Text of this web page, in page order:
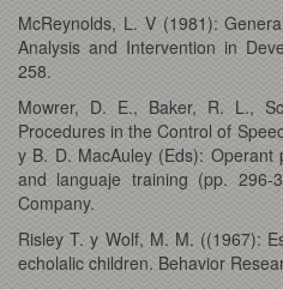
McReynolds, L. V (1981):
Analysis and Intervention in
258.
Mowrer, D. E., Baker, R. L.,
Procedures in the Control of
y B. D. MacAuley (Eds): Operant
and languaje training (pp. 296-
Company.
Risley T. y Wolf, M. M. ((1967):
echolalic children. Behavior